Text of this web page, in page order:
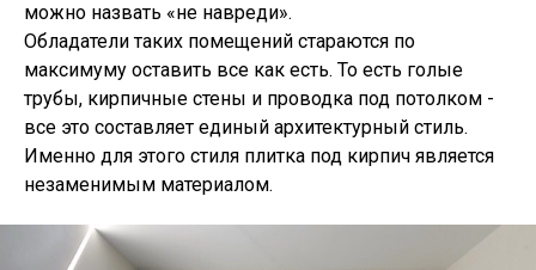
можно назвать «не навреди».
Обладатели таких помещений стараются по
максимуму оставить все как есть. То есть голые
трубы, кирпичные стены и проводка под потолком -
все это составляет единый архитектурный стиль.
Именно для этого стиля плитка под кирпич является
незаменимым материалом.